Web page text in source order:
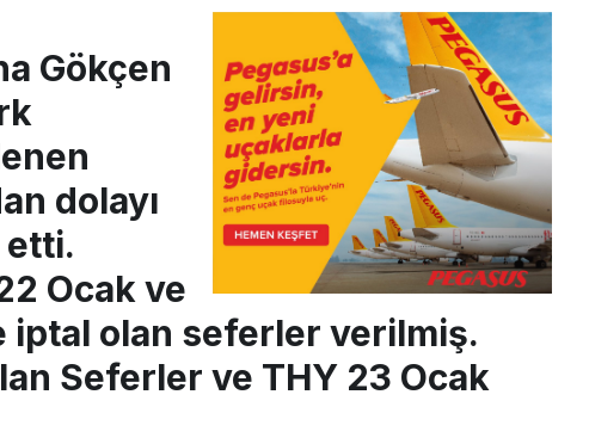
Gökçen
dolayı
etti.
Ocak ve
iptal olan seferler verilmiş.
Seferler ve THY 23 Ocak